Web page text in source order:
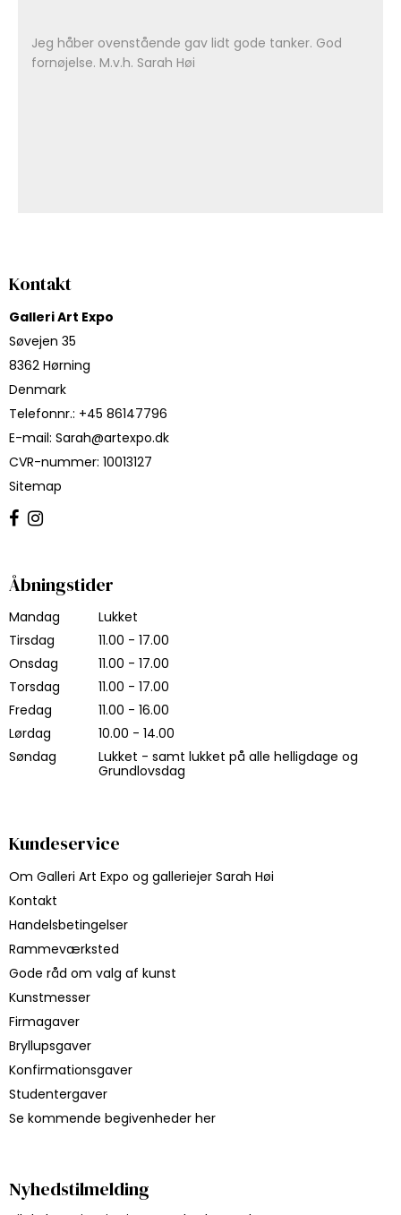
Jeg håber ovenstående gav lidt gode tanker. God
fornøjelse. M.v.h. Sarah Høi
Kontakt
Galleri Art Expo
Søvejen 35
8362 Hørning
Denmark
Telefonnr.: +45 86147796
E-mail: Sarah@artexpo.dk
CVR-nummer: 10013127
Sitemap
Åbningstider
Mandag
Lukket
Tirsdag
11.00 - 17.00
Onsdag
11.00 - 17.00
Torsdag
11.00 - 17.00
Fredag
11.00 - 16.00
Lørdag
10.00 - 14.00
Søndag
Lukket - samt lukket på alle helligdage og
Grundlovsdag
Kundeservice
Om Galleri Art Expo og galleriejer Sarah Høi
Kontakt
Handelsbetingelser
Rammeværksted
Gode råd om valg af kunst
Kunstmesser
Firmagaver
Bryllupsgaver
Konfirmationsgaver
Studentergaver
Se kommende begivenheder her
Nyhedstilmelding